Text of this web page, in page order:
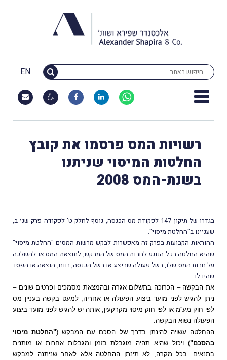
EN
רשויות המס פרסמו את קובץ
החלטות המיסוי שניתנו
בשנת-המס 2008
בגדרו של תיקון 147 לפקודת מס הכנסה, נוסף לחלק ט' לפקודה פרק שני-ב,
שעניינו ב"החלטת מיסוי".
ההוראות הקבועות בפרק זה מאפשרות לבקש מרשות המסים "החלטת מיסוי"
שהיא החלטה בכל הנוגע לחבות המס של המבקש, לתוצאת המס או להשלכה
על חבות המס שלוֹ, בשל פעולה שביצע או בשל הכנסה, רווח, הוֹצאה או הפסד
שהיו לו.
את הבקשה – הכרוכה בתשלום אגרה ובהמצאת מסמכים ופרטים שונים –
ניתן להגיש לפני מועד ביצוע הפעולה או אחריה, למעט בקשה בעניין מס
לפי חוק מע''מ או לפי חוק מיסוי מקרקעין, אותה יש להגיש לפני מועד ביצוע
הפעולה נשוא הבקשה.
ההחלטה עשויה להינתן בדרך של הסכם עם המבקש ("החלטת מיסוי
בהסכם") ויכול שהיא תהיה מוגבלת בזמן ומגבלות אחרות או מותנית
בתנאים. בכל מקרה, לא תינתן ההחלטה אלא לאחר שניתנה למבקש